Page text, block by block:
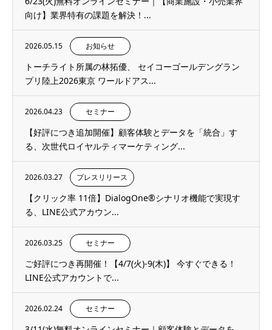
向け】業界特有の課題を解決！...
2026.05.15 お知らせ
トーチライト所属の林拓優、 セイコーゴールデングラン
プリ陸上2026東京 ワールドアス...
2026.04.23 セミナー
【好評につき追加開催】顧客体験とデータを「統合」す
る、次世代ロイヤルティマーケティング...
2026.03.27 プレスリリース
【クリック率 11倍】DialogOne®シナリオ機能で実現す
る、LINE公式アカウン...
2026.03.25 セミナー
ご好評につき再開催！【4/7(火)-9(木)】 今すぐできる！
LINE公式アカウントで...
2026.02.24 セミナー